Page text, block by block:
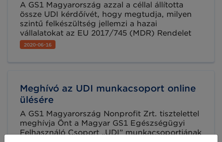
A GS1 Magyarország azzal a céllal állította
össze UDI kérdőívét, hogy megtudja, milyen
szintű felkészültség jellemzi a hazai
vállalatokat az EU 2017/745 (MDR) Rendelet
által megfogalmazott követelmények
teljesítésében és milyen nehézségekkel
illetve közös platformot teremtsünk a
párbeszédre a piaci szereplők és a hatósági
2020-06-16
Meghívó az UDI munkacsoport online
ülésére
A GS1 Magyarország Nonprofit Zrt. tisztelettel
meghívja Önt a Magyar GS1 Egészségügyi
Felhasználó Csoport „UDI” munkacsoportjának